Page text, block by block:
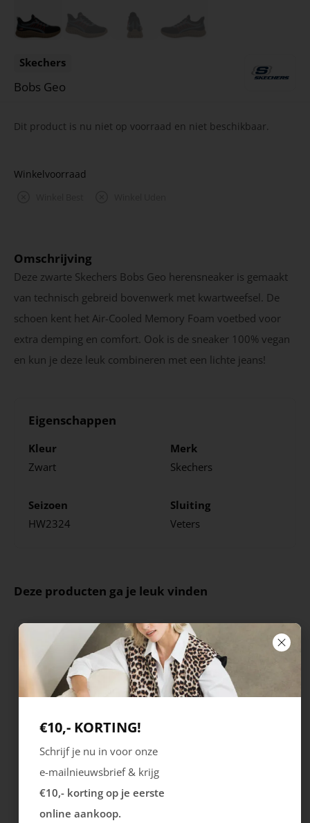
Skechers
Bobs Geo
Dit product is nu niet op voorraad en niet beschikbaar.
Winkelvoorraad
Omschrijving
Deze zwarte Skechers Bobs Geo herensneaker is gemaakt
van technisch gebreid bovenwerk met kwartweefsel. De
schoen kent het Air-Cooled Memory Foam voetbed voor
extra demping en comfort. Ook is de sneaker 100% vegan
en kun je deze leuk combineren met een lichte jeans!
Eigenschappen
Kleur
Zwart
Merk
Skechers
Seizoen
HW2324
Sluiting
Veters
Deze producten ga je leuk vinden
Ecco
Melbourne
119.99
€10,- KORTING!
Schrijf je nu in voor onze
e-mailnieuwsbrief & krijg
€10,- korting op je eerste
online aankoop.